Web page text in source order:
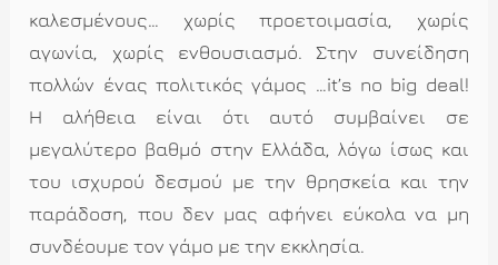
καλεσμένους… χωρίς προετοιμασία, χωρίς
αγωνία, χωρίς ενθουσιασμό. Στην συνείδηση
πολλών ένας πολιτικός γάμος …it’s no big deal!
Η αλήθεια είναι ότι αυτό συμβαίνει σε
μεγαλύτερο βαθμό στην Ελλάδα, λόγω ίσως και
του ισχυρού δεσμού με την θρησκεία και την
παράδοση, που δεν μας αφήνει εύκολα να μη
συνδέουμε τον γάμο με την εκκλησία.